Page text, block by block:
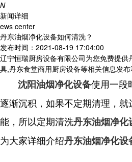
N
新闻详细
ews center
丹东油烟净化设备如何清洗？
发布时间：2021-08-19 17:04:00
辽宁恒瑞厨房设备有限公司为您免费提供
具,丹东食堂商用厨房设备等相关信息发
沈阳油烟净化设备使用一段
逐渐沉积，如果不定期清理，
能，所以定期清洗丹东油烟净化
为大家详细介绍丹东油烟净化设